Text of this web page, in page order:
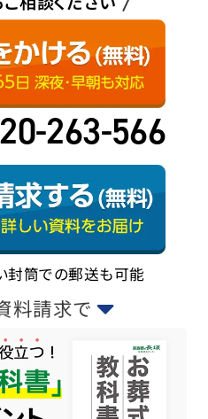
263-566
封筒での郵送も可能
料請求で